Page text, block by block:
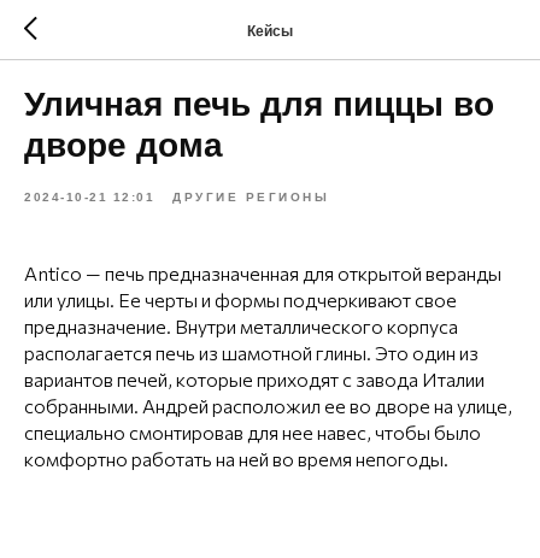
Кейсы
Уличная печь для пиццы во
дворе дома
2024-10-21 12:01 ДРУГИЕ РЕГИОНЫ
Antico — печь предназначенная для открытой веранды
или улицы. Ее черты и формы подчеркивают свое
предназначение. Внутри металлического корпуса
располагается печь из шамотной глины. Это один из
вариантов печей, которые приходят с завода Италии
собранными. Андрей расположил ее во дворе на улице,
специально смонтировав для нее навес, чтобы было
комфортно работать на ней во время непогоды.